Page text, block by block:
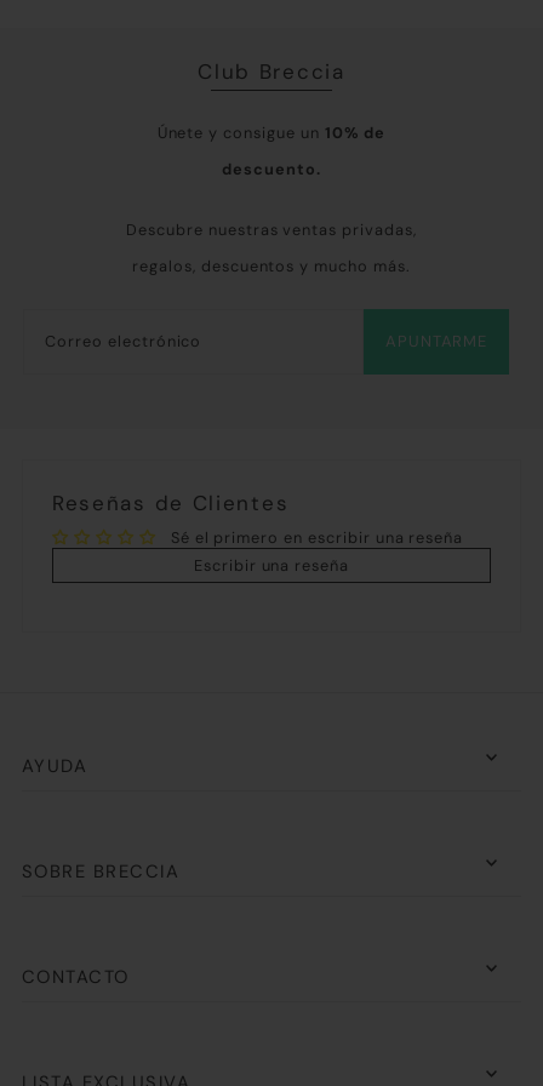
Club Breccia
Únete y consigue un 10% de
descuento.
Descubre nuestras ventas privadas,
regalos, descuentos y mucho más.
APUNTARME
Reseñas de Clientes
Sé el primero en escribir una reseña
Escribir una reseña
AYUDA
SOBRE BRECCIA
CONTACTO